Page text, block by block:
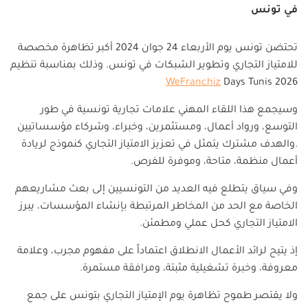
في تونس
تحتضن تونس يوم الأربعاء 24 جوان 2024 أكبر تظاهرة مخصصة
للامتياز التجاري وتطوير الشبكات في تونس. وذلك بمناسبة تنظيم
WeFranchiz Days Tunis 2026
وسيجمع هذا اللقاء المهني علامات تجارية تونسية في طور
التوسع، ورواد أعمال، ومستثمرين، وخبراء، وشركاء مؤسساتيين
.والهدف مشترك يتمثل في تعزيز الامتياز التجاري كنموذج لريادة
أعمال منظمة، متاحة، وموفرة للفرص.
وفي سياق يتطلع فيه العديد من التونسيين إلى بعث مشاريعهم
الخاصة مع الحد من المخاطر المرتبطة بإنشاء المؤسسات، يبرز
الامتياز التجاري كحل عملي ومطمئن.
إذ يتيح لرائد الأعمال الانطلاق اعتماداً على مفهوم مجرب، وعلامة
معروفة، وخبرة تشغيلية مثبتة، ومرافقة مستمرة.
ولا يقتصر طموح تظاهرة يوم الإمتياز التجاري بتونس على جمع